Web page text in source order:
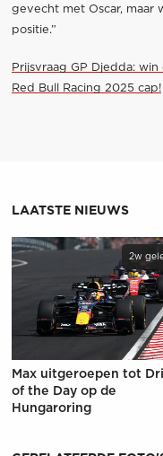
gevecht met Oscar, maar
positie.”
Prijsvraag GP Djedda:
Red Bull Racing 2025 cap!
LAATSTE NIEUWS
2w
Max uitgeroepen tot
of the Day op de
Hungaroring